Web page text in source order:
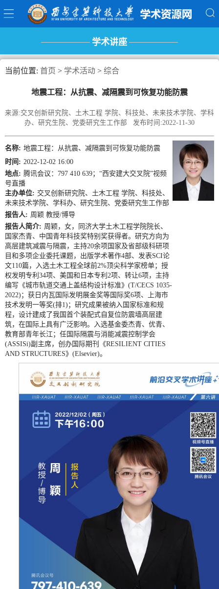
学术讲座
当前位置: 首页 > 学术活动 > 综合
地震工程：从抗震、减隔震到可恢复功能防震
来源:交叉创新研究院、土木工程 学院、科技处、未来技术学院、学科
办、研究生院、党委研究生工作部 发布时间:2022-11-30
名称: 地震工程：从抗震、减隔震到可恢复功能防震
时间: 2022-12-02 16:00
地点: 腾讯会议：797 410 639；“西安建大交叉院”视频
号直播
主办单位: 交叉创新研究院、土木工程 学院、科技处、
未来技术学院、学科办、研究生院、党委研究生工作部
报告人: 周颖 教授/博导
报告人简介: 周颖，女，同济大学土木工程学院院长、
国家杰青、中国青年科技奖特别奖获得者。研究方向为
高层建筑减震与隔震，主持20余项国家及省部级科研项
目和多项企业委托课题，出版学术著作4部、发表SCI论
文110篇，入选土木工程全球前2%顶尖科学家榜单；授
权发明专利34项、美国和日本专利2项、转让6项，主持
编写《城市轨道交通上盖结构设计标准》(T/CECS 1035-
2022)；获日内瓦国际发明展金奖等国际奖6项、上海市
技术发明一等奖(排1)；研究成果被纳入国家标准和规
程，设计建成了我国首个装配式自复位防震墙高层建
筑，在国际上具有广泛影响。入选基金委杰青、优青、
教育部青年长江；任国际隔震与消能减震控制学会
(ASSISi)副主席，创办国际期刊《RESILIENT CITIES
AND STRUCTURES》(Elsevier)。